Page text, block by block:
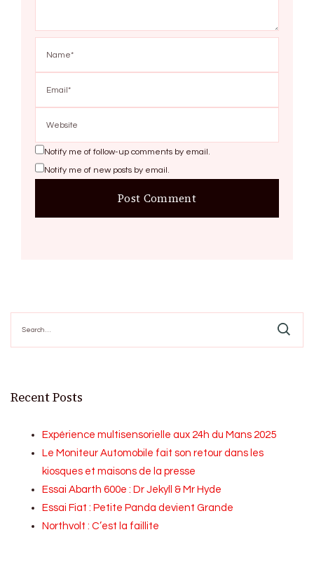
Notify me of follow-up comments by email.
Notify me of new posts by email.
for:
Recent Posts
Expérience multisensorielle aux 24h du Mans 2025
Le Moniteur Automobile fait son retour dans les
kiosques et maisons de la presse
Essai Abarth 600e : Dr Jekyll & Mr Hyde
Essai Fiat : Petite Panda devient Grande
Northvolt : C’est la faillite